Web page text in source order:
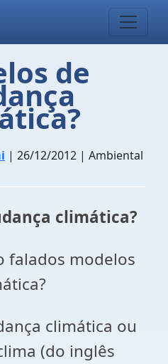
de
| 26/12/2012 | Ambiental
climática?
falados modelos
climática ou
(do inglês